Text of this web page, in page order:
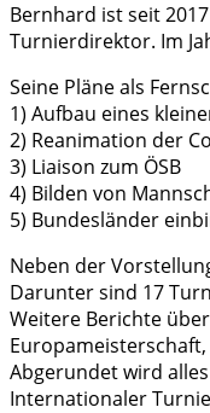
Bernhard ist seit
Turnierdirektor. Im
Seine Pläne als
1) Aufbau eines
2) Reanimation der
3) Liaison zum ÖSB
4) Bilden von
5) Bundesländer
Neben der
Darunter sind 17
Weitere Berichte
Abgerundet wird
Internationaler